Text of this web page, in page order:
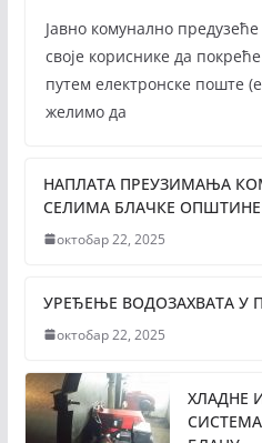
Јавно комунално
своје кориснике да
путем електронске поште
желимо да
НАПЛАТА ПРЕУЗИМАЊА
СЕЛИМА БЛАЧКЕ ОПШТИНЕ
октобар 22, 2025
УРЕЂЕЊЕ ВОДОЗАХВАТА У
октобар 22, 2025
ХЛАДНЕ